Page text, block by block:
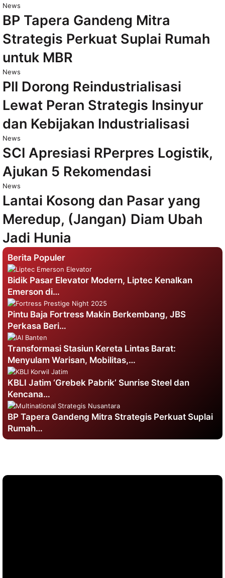
News
BP Tapera Gandeng Mitra
Strategis Perkuat Suplai Rumah
untuk MBR
News
PII Dorong Reindustrialisasi
Lewat Peran Strategis Insinyur
dan Kebijakan Industrialisasi
News
SCI Apresiasi RPerpres Logistik,
Ajukan 5 Rekomendasi
News
Lantai Kosong dan Pasar yang
Meredup, (Jangan) Diam Ubah
Jadi Hunia
Berita Populer
Bidik Pasar Elevator Modern, Liptec Kenalkan
Emerson di…
Pintu Baja Fortress Makin Berkembang, JBS
Perkasa Beri…
Transformasi Stasiun Kereta Lintas Barat:
Menyulam Warisan, Mobilitas,…
KBLI Jatim ‘Grebek Pabrik’ Sunrise Steel dan
Kencana…
BP Tapera Gandeng Mitra Strategis Perkuat Suplai
Rumah…